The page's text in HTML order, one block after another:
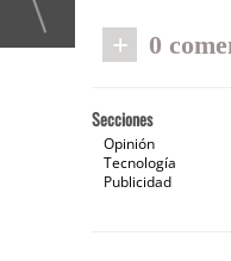
+ 0
Secciones
Opinión
Tecnología
Publicidad